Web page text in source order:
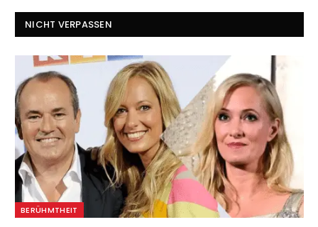
NICHT VERPASSEN
BERÜHMTHEIT